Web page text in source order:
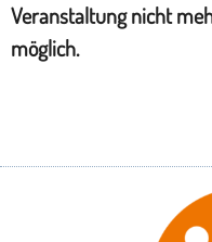
Veranstaltung nicht
möglich.